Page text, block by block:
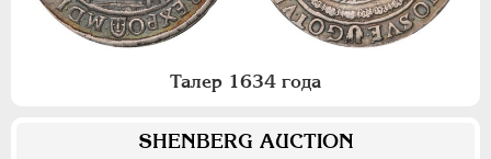
Талер 1634 года
SHENBERG AUCTION